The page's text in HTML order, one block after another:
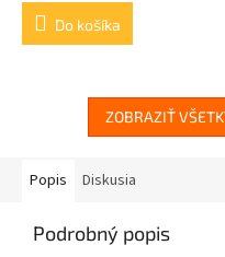
Do košíka
ZOBRAZIŤ
Popis Diskusia
Podrobný popis